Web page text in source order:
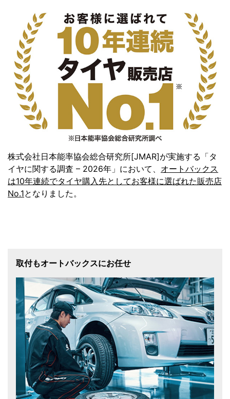
株式会社日本能率協会総合研究所[JMAR]が実施する「タ
イヤに関する調査 – 2026年」において、 オートバックス
は10年連続でタイヤ購入先としてお客様に選ばれた販売店
No.1となりました。
取付もオートバックスにお任せ